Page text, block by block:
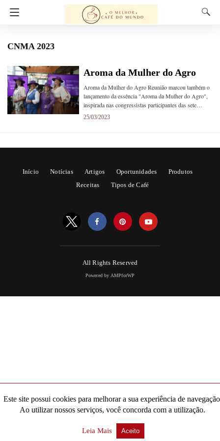
CNMA 2023
Aroma da Mulher do Agro
Aroma da Mulher do Agro Reunião marcou também o
lançamento da essência "Aroma da Mulher do Agro",
inspirada nas congressistas participantes das sete…
25/03/2023
Início Notícias Artigos Oportunidades
Produtos
Receitas
Tipos de Café
All Rights Reserved
Powered by AMPforWP
Este site possui cookies para melhorar a sua experiência de
Ao utilizar nossos serviços, você concorda com a utilização.
Leia Mais Aceito